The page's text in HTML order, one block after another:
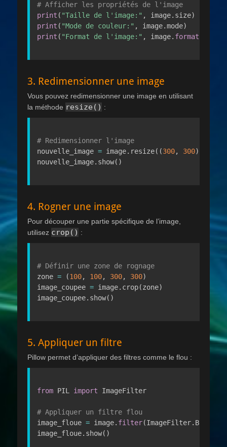
# Afficher les propriétés de l'image
print ( "Taille de l'image:" , image. size)
print ( "Mode de couleur:" , image.mode)
print ( "Format de l'image:" , image. format
3. Redimensionner une image
Vous pouvez redimensionner une image en utilisant
la méthode resize() :
# Redimensionner l'image
nouvelle_image = image. resize( (300, 300)
nouvelle_image. show( )
4. Rogner une image
Pour découper une partie spécifique de l’image,
utilisez crop() :
# Définir une zone de rognage
zone = (100, 100, 300, 300)
image_coupee = image. crop(zone)
image_coupee. show( )
5. Appliquer un filtre
Pillow permet d’appliquer des filtres comme le flou :
from PIL import ImageFilter
# Appliquer un filtre flou
image_floue = image. filter(ImageFilter. BLUR
image_floue. show( )